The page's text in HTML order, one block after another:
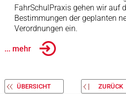
FahrSchulPraxis gehen wir auf
Bestimmungen der geplanten
Verordnungen ein.
... mehr
ÜBERSICHT ZURÜCK